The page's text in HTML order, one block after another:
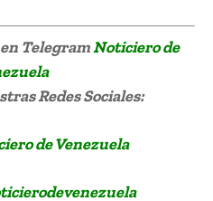
TelegramNoticiero de
Redes Sociales:
de Venezuela